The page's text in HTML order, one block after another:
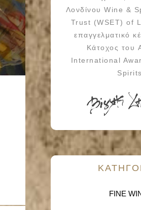
Λονδίνου Wine &
Trust (WSET) of
επαγγελματικό
Κάτοχος του
International
Spirits.
FINE